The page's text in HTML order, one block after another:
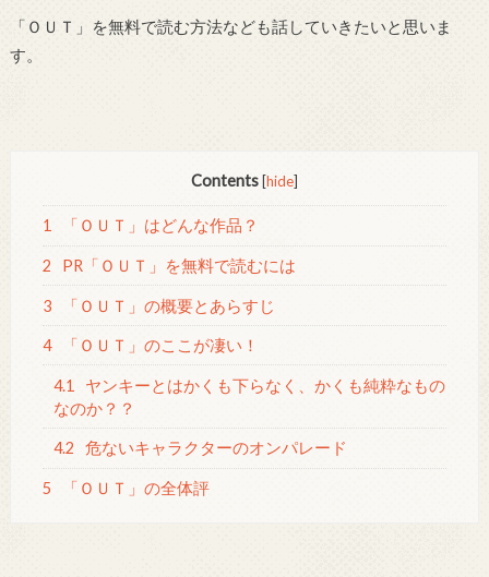
「ＯＵＴ」を無料で読む方法なども話していきたいと思いま
す。
Contents [hide]
1 「ＯＵＴ」はどんな作品？
2 PR「ＯＵＴ」を無料で読むには
3 「ＯＵＴ」の概要とあらすじ
4 「ＯＵＴ」のここが凄い！
4.1
ヤンキーとはかくも下らなく、かくも純粋なもの
なのか？？
4.2 危ないキャラクターのオンパレード
5 「ＯＵＴ」の全体評